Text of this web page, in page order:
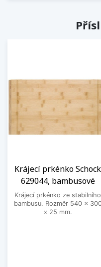
Krájecí prkénko Schock
629044, bambusové
Krájecí prkénko ze stabilního
bambusu. Rozměr 540 x
x 25 mm.